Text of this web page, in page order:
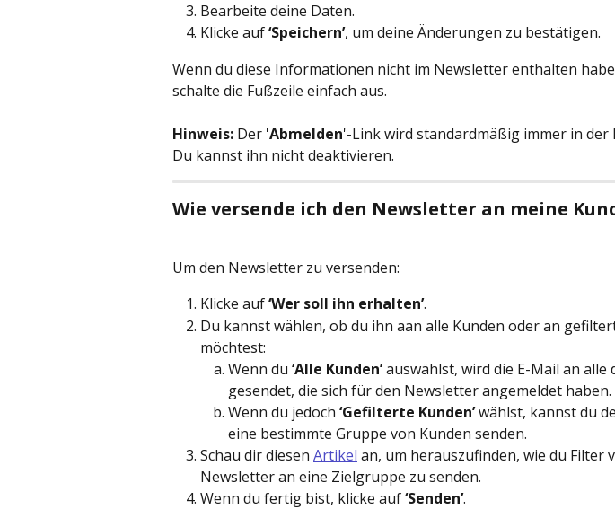
Bearbeite deine Daten.
Klicke auf ‘Speichern’, um deine Änderungen zu bestätigen.
Wenn du diese Informationen nicht im Newsletter enthalten
schalte die Fußzeile einfach aus.
Hinweis: Der 'Abmelden'-Link wird standardmäßig immer in der
Du kannst ihn nicht deaktivieren.
Wie versende ich den Newsletter an meine
Um den Newsletter zu versenden:
Klicke auf ‘Wer soll ihn erhalten’.
Du kannst wählen, ob du ihn aan alle Kunden oder an
möchtest:
Wenn du ‘Alle Kunden’ auswählst, wird die E-Mail an alle
gesendet, die sich für den Newsletter angemeldet haben.
Wenn du jedoch ‘Gefilterte Kunden’ wählst, kannst du
eine bestimmte Gruppe von Kunden senden.
Schau dir diesen Artikel an, um herauszufinden, wie du Filter
Newsletter an eine Zielgruppe zu senden.
Wenn du fertig bist, klicke auf ‘Senden’.